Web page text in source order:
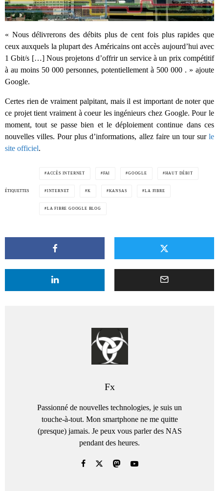
« Nous délivrerons des débits plus de cent fois plus rapides que
ceux auxquels la plupart des Américains ont accès aujourd’hui avec
1 Gbit/s […] Nous projetons d’offrir un service à un prix compétitif
à au moins 50 000 personnes, potentiellement à 500 000 . » ajoute
Google.
Certes rien de vraiment palpitant, mais il est important de noter que
ce projet tient vraiment à coeur les ingénieurs chez Google. Pour le
moment, tout se passe bien et le déploiement continue dans ces
nouvelles villes. Pour plus d’informations, allez faire un tour sur le
site officiel.
ÉTIQUETTES
ACCÈS INTERNET FAI GOOGLE HAUT DÉBIT
INTERNET K KANSAS LA FIBRE
LA FIBRE GOOGLE BLOG
Fx
Passionné de nouvelles technologies, je suis un
touche-à-tout. Mon smartphone ne me quitte
(presque) jamais. Je peux vous parler des NAS
pendant des heures.